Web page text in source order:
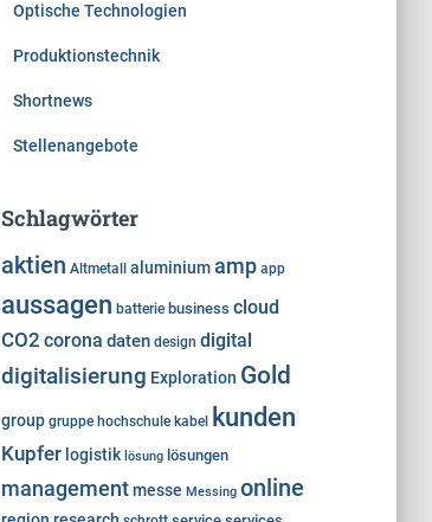
Optische Technologien
Produktionstechnik
Shortnews
Stellenangebote
Schlagwörter
aktien Altmetall aluminium amp app
aussagen batterie business cloud
CO2 corona daten design digital
digitalisierung Exploration Gold
group gruppe hochschule kabel kunden
Kupfer logistik lösung lösungen
management messe Messing online